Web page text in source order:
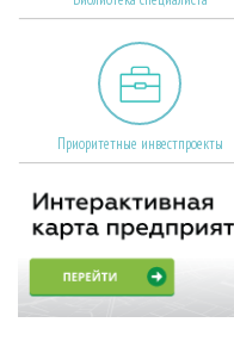
Приоритетные инвестпроекты